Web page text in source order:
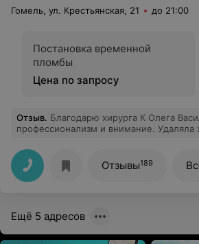
Гомель, ул. Крестьянская, 21 до 21:00
Постановка временной
пломбы
Цена по запросу
Отзыв. Благодарю хирурга К Олега
профессионализм и внимание. Удаляла зубы (не один).
работе.
Отзывы189
Ещё 5 адресов